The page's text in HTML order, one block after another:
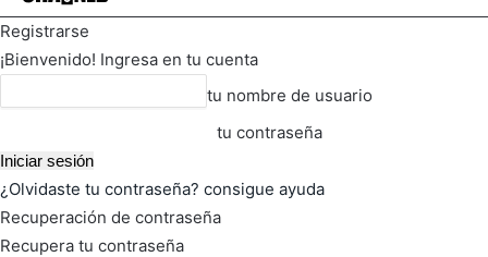
Registrarse
¡Bienvenido! Ingresa en tu cuenta
tu nombre de usuario
tu contraseña
¿Olvidaste tu contraseña? consigue ayuda
Recuperación de contraseña
Recupera tu contraseña